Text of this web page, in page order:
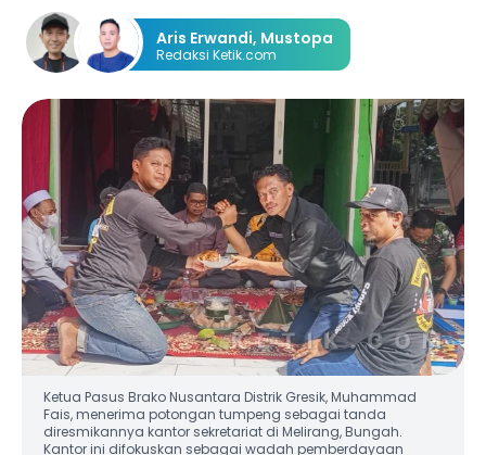
Aris Erwandi, Mustopa
Redaksi Ketik.com
Ketua Pasus Brako Nusantara Distrik Gresik, Muhammad
Fais, menerima potongan tumpeng sebagai tanda
diresmikannya kantor sekretariat di Melirang, Bungah.
Kantor ini difokuskan sebagai wadah pemberdayaan